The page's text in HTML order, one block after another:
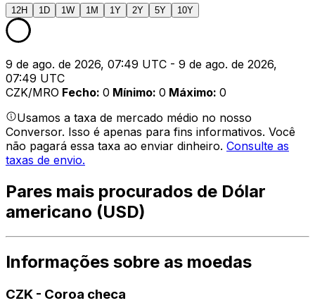
12H 1D 1W 1M 1Y 2Y 5Y 10Y
9 de ago. de 2026, 07:49 UTC - 9 de ago. de 2026,
07:49 UTC
CZK/MRO Fecho: 0 Mínimo: 0 Máximo: 0
Usamos a taxa de mercado médio no nosso
Conversor. Isso é apenas para fins informativos. Você
não pagará essa taxa ao enviar dinheiro. Consulte as
taxas de envio.
Pares mais procurados de Dólar
americano (USD)
Informações sobre as moedas
CZK - Coroa checa